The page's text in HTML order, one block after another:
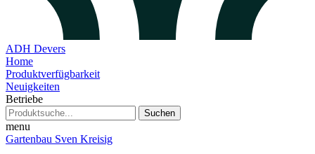
ADH Devers
Home
Produktverfügbarkeit
Neuigkeiten
Betriebe
Suchen
menu
Gartenbau Sven Kreisig